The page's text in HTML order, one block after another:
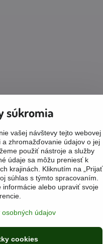
súkromia
vašej návštevy tejto webovej
zhromažďovanie údajov o jej
použiť nástroje a služby
údaje sa môžu preniesť k
krajinách. Kliknutím na „Prijať
súhlas s týmto spracovaním.
alebo upraviť svoje
údajov
cookies